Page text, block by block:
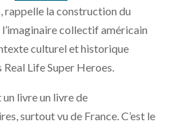
rappelle la construction du
l’imaginaire collectif américain
culturel et historique
Life Super Heroes.
un livre un livre de
surtout vu de France. C’est le